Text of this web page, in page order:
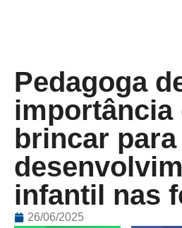
Pedagoga
importância
brincar para
infantil nas
26/06/2025